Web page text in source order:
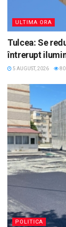
ULTIMA ORA
Tulcea: Se
întrerupt
5 AUGUST, 2026 80
POLITICA